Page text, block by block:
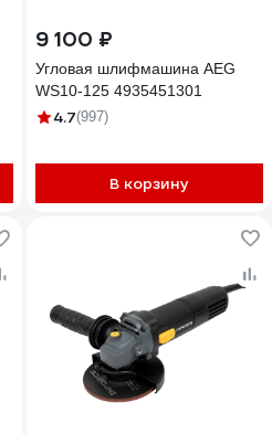
9 100 ₽
Угловая шлифмашина AEG
WS10-125 4935451301
4.7(997)
В корзину